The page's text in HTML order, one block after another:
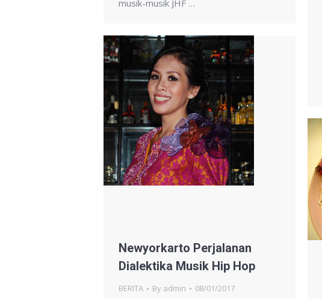
musik-musik JHF …
Newyorkarto Perjalanan
Dialektika Musik Hip Hop
BERITA By admin 08/01/2017